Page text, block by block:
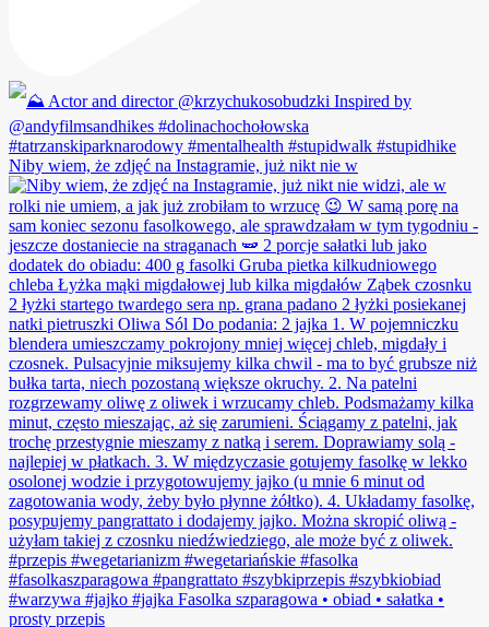
Niby wiem, że zdjęć na Instagramie, już nikt nie w